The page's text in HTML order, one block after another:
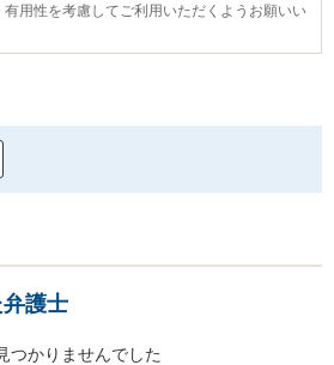
有用性を考慮してご利用いただくようお願いい
護士
つかりませんでした